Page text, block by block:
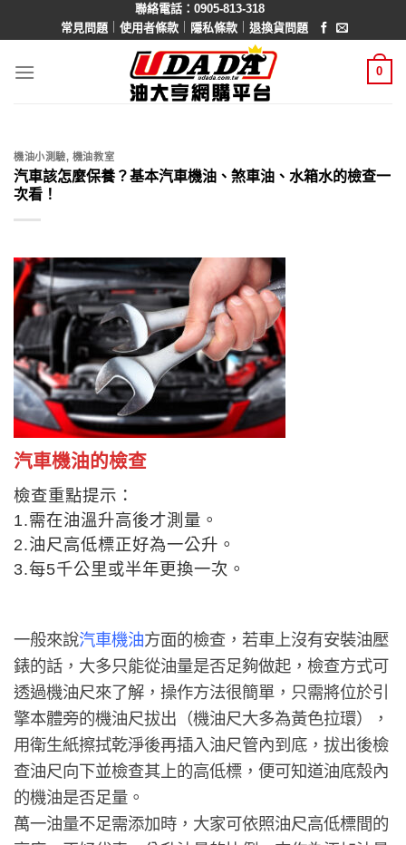
聯絡電話：0905-813-318
常見問題｜ 使用者條款｜ 隱私條款｜ 退換貨問題
0
機油小測驗, 機油教室
汽車該怎麼保養？基本汽車機油、煞車油、水箱水的檢查一
次看！
汽車機油的檢查
檢查重點提示：
1.需在油溫升高後才測量。
2.油尺高低標正好為一公升。
3.每5千公里或半年更換一次。
一般來說汽車機油方面的檢查，若車上沒有安裝油壓
錶的話，大多只能從油量是否足夠做起，檢查方式可
透過機油尺來了解，操作方法很簡單，只需將位於引
擎本體旁的機油尺拔出（機油尺大多為黃色拉環），
用衛生紙擦拭乾淨後再插入油尺管內到底，拔出後檢
查油尺向下並檢查其上的高低標，便可知道油底殼內
的機油是否足量。
萬一油量不足需添加時，大家可依照油尺高低標間的